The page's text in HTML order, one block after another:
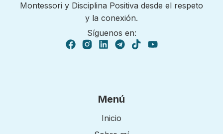
Montessori y Disciplina Positiva desde el respeto
y la conexión.
Síguenos en:
Menú
Inicio